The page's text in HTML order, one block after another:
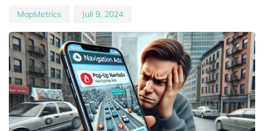
MapMetrics Juli 9, 2024